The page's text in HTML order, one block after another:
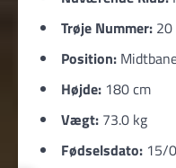
Trøje Nummer: 20
Position:
Højde: 180 cm
Vægt: 73.0 kg
Fødselsdato: 15/